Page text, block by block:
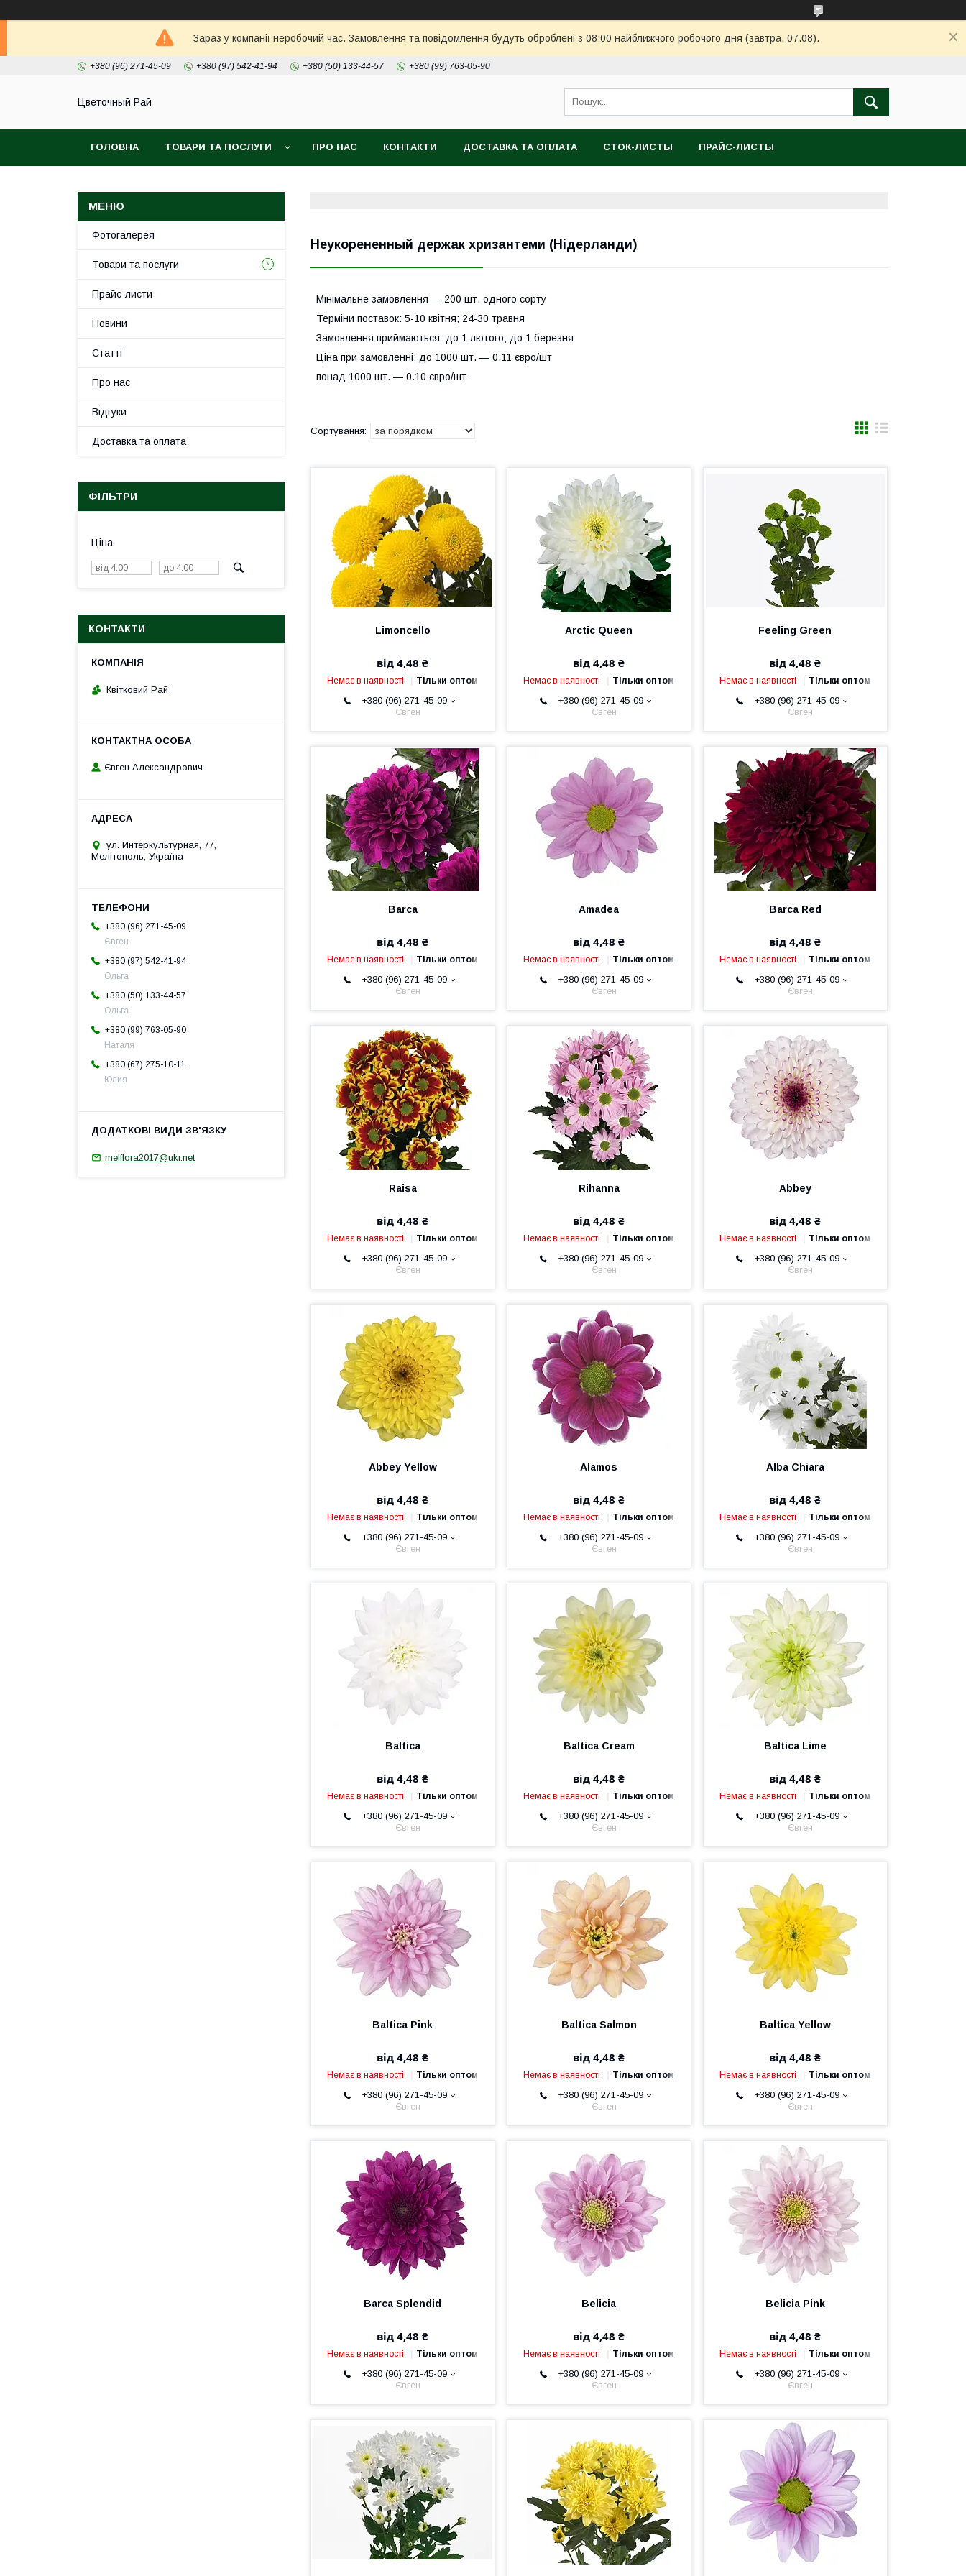
Зараз у компанії неробочий час. Замовлення та повідомлення будуть оброблені з 08:00 найближчого робочого дня (завтра, 07.08).
+380 (96) 271-45-09 +380 (97) 542-41-94 +380 (50) 133-44-57 +380 (99) 763-05-90
Цветочный Рай
ГОЛОВНА ТОВАРИ ТА ПОСЛУГИ ПРО НАС КОНТАКТИ ДОСТАВКА ТА ОПЛАТА СТОК-ЛИСТЫ ПРАЙС-ЛИСТЫ
Неукорененный держак хризантеми (Нідерланди)
Мінімальне замовлення ― 200 шт. одного сорту
Терміни поставок: 5-10 квітня; 24-30 травня
Замовлення приймаються: до 1 лютого; до 1 березня
Ціна при замовленні: до 1000 шт. ― 0.11 євро/шт
понад 1000 шт. ― 0.10 євро/шт
Limoncello
від 4,48 ₴
Немає в наявності Тільки оптом
+380 (96) 271-45-09
Євген
Arctic Queen
від 4,48 ₴
Немає в наявності Тільки оптом
+380 (96) 271-45-09
Євген
Feeling Green
від 4,48 ₴
Немає в наявності Тільки оптом
+380 (96) 271-45-09
Євген
Barca
від 4,48 ₴
Немає в наявності Тільки оптом
+380 (96) 271-45-09
Євген
Amadea
від 4,48 ₴
Немає в наявності Тільки оптом
+380 (96) 271-45-09
Євген
Barca Red
від 4,48 ₴
Немає в наявності Тільки оптом
+380 (96) 271-45-09
Євген
Raisa
від 4,48 ₴
Немає в наявності Тільки оптом
+380 (96) 271-45-09
Євген
Rihanna
від 4,48 ₴
Немає в наявності Тільки оптом
+380 (96) 271-45-09
Євген
Abbey
від 4,48 ₴
Немає в наявності Тільки оптом
+380 (96) 271-45-09
Євген
Abbey Yellow
від 4,48 ₴
Немає в наявності Тільки оптом
+380 (96) 271-45-09
Євген
Alamos
від 4,48 ₴
Немає в наявності Тільки оптом
+380 (96) 271-45-09
Євген
Alba Chiara
від 4,48 ₴
Немає в наявності Тільки оптом
+380 (96) 271-45-09
Євген
Baltica
від 4,48 ₴
Немає в наявності Тільки оптом
+380 (96) 271-45-09
Євген
Baltica Cream
від 4,48 ₴
Немає в наявності Тільки оптом
+380 (96) 271-45-09
Євген
Baltica Lime
від 4,48 ₴
Немає в наявності Тільки оптом
+380 (96) 271-45-09
Євген
Baltica Pink
від 4,48 ₴
Немає в наявності Тільки оптом
+380 (96) 271-45-09
Євген
Baltica Salmon
від 4,48 ₴
Немає в наявності Тільки оптом
+380 (96) 271-45-09
Євген
Baltica Yellow
від 4,48 ₴
Немає в наявності Тільки оптом
+380 (96) 271-45-09
Євген
Barca Splendid
від 4,48 ₴
Немає в наявності Тільки оптом
+380 (96) 271-45-09
Євген
Belicia
від 4,48 ₴
Немає в наявності Тільки оптом
+380 (96) 271-45-09
Євген
Belicia Pink
від 4,48 ₴
Немає в наявності Тільки оптом
+380 (96) 271-45-09
Євген
Фотогалерея
Товари та послуги
Прайс-листи
Новини
Статті
Про нас
Відгуки
Доставка та оплата
ФІЛЬТРИ
Ціна
КОНТАКТИ
Квітковий Рай
Євген Александрович
ул. Интеркультурная, 77,
Мелітополь, Україна
+380 (96) 271-45-09
Євген
+380 (97) 542-41-94
Ольга
+380 (50) 133-44-57
Ольга
+380 (99) 763-05-90
Наталя
+380 (67) 275-10-11
Юлия
melflora2017@ukr.net